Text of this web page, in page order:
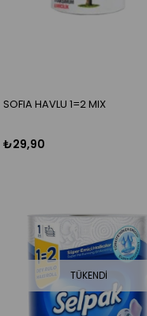
SOFIA HAVLU 1=2 MIX
₺29,90
TÜKENDI